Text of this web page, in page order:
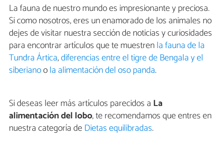
La fauna de nuestro mundo es impresionante y preciosa.
Si como nosotros, eres un enamorado de los animales no
dejes de visitar nuestra sección de noticias y curiosidades
para encontrar artículos que te muestrenla fauna de la
Tundra Ártica,diferencias entre el tigre de Bengala y el
siberianoola alimentación del oso panda.
Si deseas leer más artículos parecidos a La
alimentación del lobo, te recomendamos que entres en
nuestra categoría deDietas equilibradas.